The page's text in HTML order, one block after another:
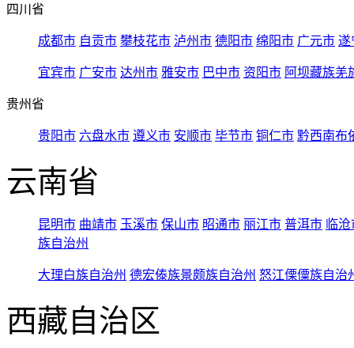
四川省
成都市 自贡市 攀枝花市 泸州市 德阳市 绵阳市 广元市 遂
宜宾市 广安市 达州市 雅安市 巴中市 资阳市 阿坝藏族羌
贵州省
贵阳市 六盘水市 遵义市 安顺市 毕节市 铜仁市 黔西南布
云南省
昆明市 曲靖市 玉溪市 保山市 昭通市 丽江市 普洱市 临
族自治州
大理白族自治州 德宏傣族景颇族自治州 怒江傈僳族自治
西藏自治区